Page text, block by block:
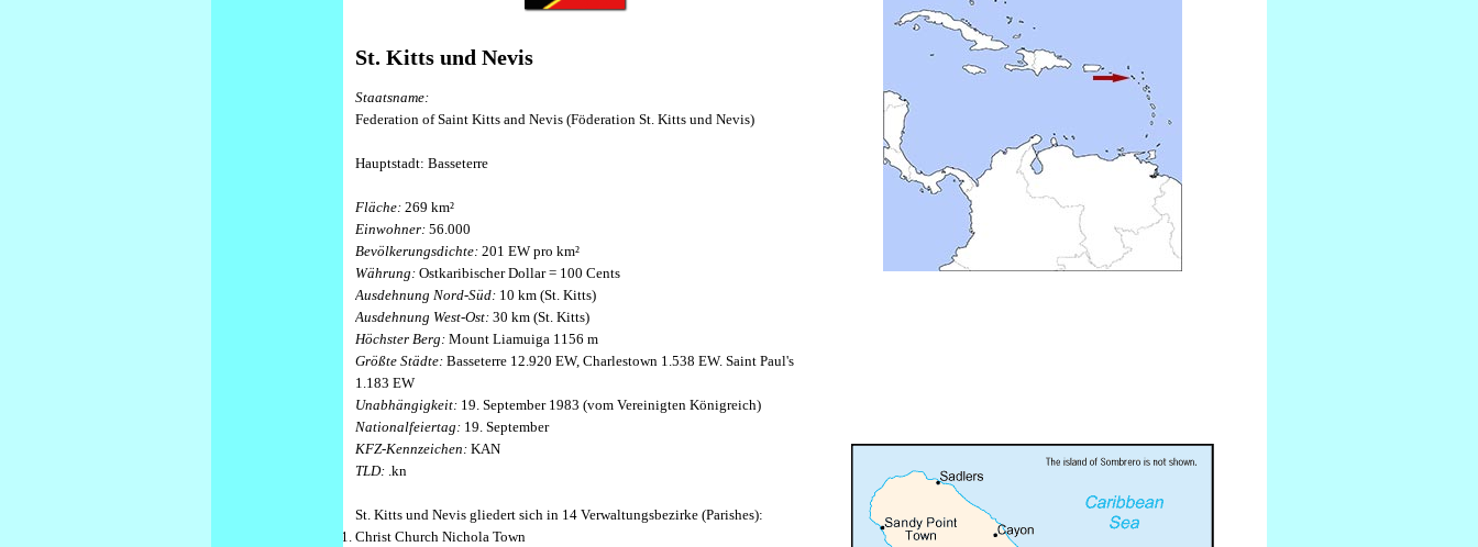
St. Kitts und Nevis
Staatsname:
Federation of Saint Kitts and Nevis (Föderation St. Kitts und Nevis)
Hauptstadt: Basseterre
Fläche: 269 km²
Einwohner: 56.000
Bevölkerungsdichte: 201 EW pro km²
Währung: Ostkaribischer Dollar = 100 Cents
Ausdehnung Nord-Süd: 10 km (St. Kitts)
Ausdehnung West-Ost: 30 km (St. Kitts)
Höchster Berg: Mount Liamuiga 1156 m
Größte Städte: Basseterre 12.920 EW, Charlestown 1.538 EW. Saint Paul's
1.183 EW
Unabhängigkeit: 19. September 1983 (vom Vereinigten Königreich)
Nationalfeiertag: 19. September
KFZ-Kennzeichen: KAN
TLD: .kn
St. Kitts und Nevis gliedert sich in 14 Verwaltungsbezirke (Parishes):
Christ Church Nichola Town